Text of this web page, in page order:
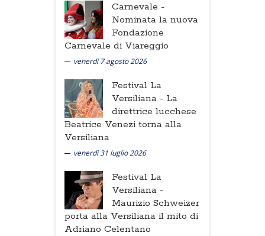
Carnevale -
Nominata la nuova
Fondazione
Carnevale di Viareggio
venerdì 7 agosto 2026
Festival La
Versiliana - La
direttrice lucchese
Beatrice Venezi torna alla
Versiliana
venerdì 31 luglio 2026
Festival La
Versiliana -
Maurizio Schweizer
porta alla Versiliana il mito di
Adriano Celentano